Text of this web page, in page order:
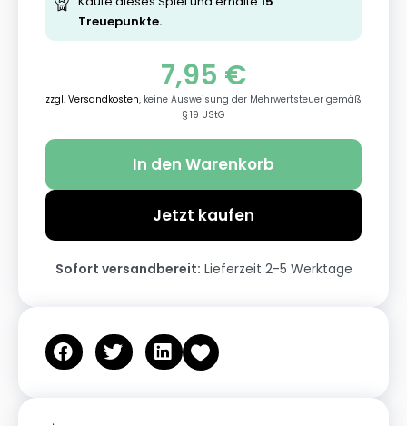
Treuepunkte.
7,95 €
zzgl. Versandkosten, keine Ausweisung der Mehrwertsteuer gemäß
§ 19 UStG
In den Warenkorb
Jetzt kaufen
Sofort versandbereit: Lieferzeit 2-5 Werktage